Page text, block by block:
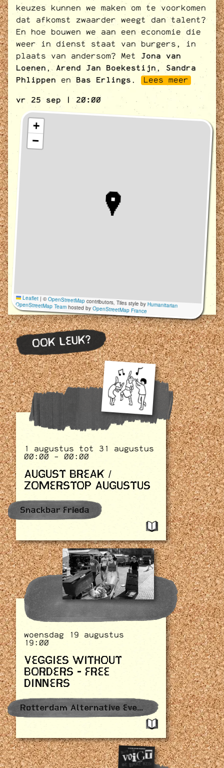
keuzes kunnen we maken om te voorkomen
dat afkomst zwaarder weegt dan talent?
En hoe bouwen we aan een economie die
weer in dienst staat van burgers, in
plaats van andersom? Met Jona van
Loenen ,Arend Jan Boekestijn , Sandra
Phlippen enBas Erlings . Lees meer
vr 25 sep | 20:00
+
−
Leaflet |©OpenStreetMapcontributors, Tiles style byHumanitarian
OpenStreetMap Teamhosted byOpenStreetMap France
OOK LEUK?
1 augustus tot 31 augustus
00:00 - 00:00
AUGUST BREAK /
ZOMERSTOP AUGUSTUS
Snackbar Frieda
woensdag 19 augustus
19:00
VEGGIES WITHOUT
BORDERS - FREE
DINNERS
Rotterdam Alternative Events